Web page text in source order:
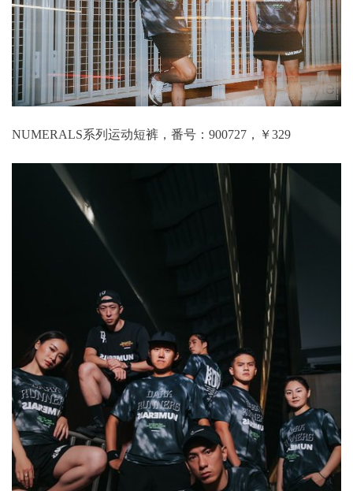
NUMERALS系列运动短裤，番号：900727，￥329